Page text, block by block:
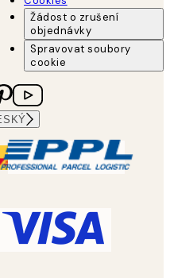
Žádost o zrušení
objednávky
Spravovat soubory
cookie